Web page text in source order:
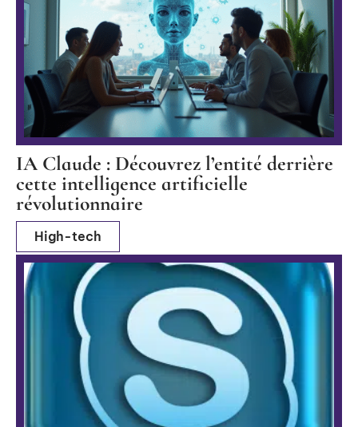
IA Claude : Découvrez l’entité derrière
cette intelligence artificielle
révolutionnaire
High-tech